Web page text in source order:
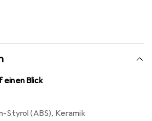
einen Blick
Styrol (ABS), Keramik